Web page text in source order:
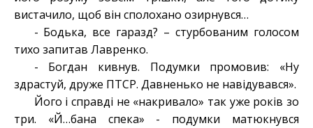
вистачило, щоб він сполохано озирнувся…
- Бодька, все гаразд? – стурбованим голосом
тихо запитав Лавренко.
- Богдан кивнув. Подумки промовив: «Ну
здрастуй, друже ПТСР. Давненько не навідувався».
Його і справді не «накривало» так уже років зо
три. «Й…бана спека» - подумки матюкнувся